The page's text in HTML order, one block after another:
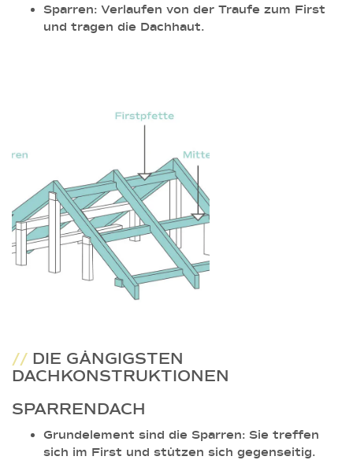
Sparren: Verlaufen von der Traufe zum First
und tragen die Dachhaut.
// DIE GÄNGIGSTEN
DACHKONSTRUKTIONEN
SPARRENDACH
Grundelement sind die Sparren: Sie treffen
sich im First und stützen sich gegenseitig.